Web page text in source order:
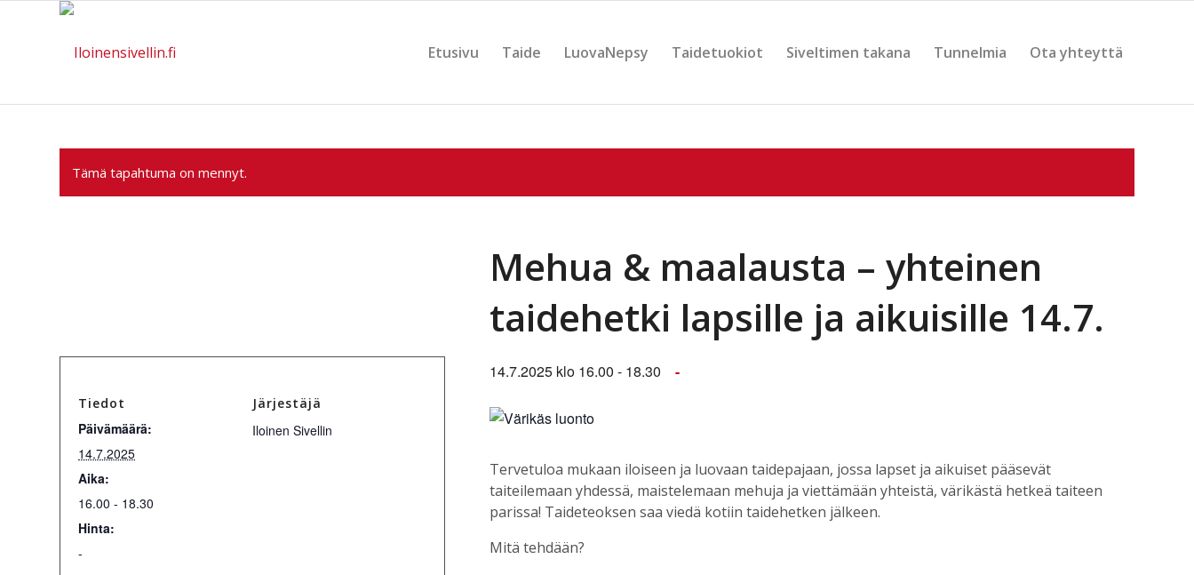
Etusivu Taide LuovaNepsy Taidetuokiot Siveltimen takana Tunnelmia Ota yhteyttä
Tämä tapahtuma on mennyt.
Mehua & maalausta – yhteinen
taidehetki lapsille ja aikuisille 14.7.
14.7.2025 klo 16.00 - 18.30 -
Tervetuloa mukaan iloiseen ja luovaan taidepajaan, jossa lapset ja aikuiset pääsevät
taiteilemaan yhdessä, maistelemaan mehuja ja viettämään yhteistä, värikästä hetkeä taiteen
parissa! Taideteoksen saa viedä kotiin taidehetken jälkeen.
Mitä tehdään?
Tiedot
Päivämäärä:
14.7.2025
Aika:
16.00 - 18.30
Hinta:
-
Järjestäjä
Iloinen Sivellin